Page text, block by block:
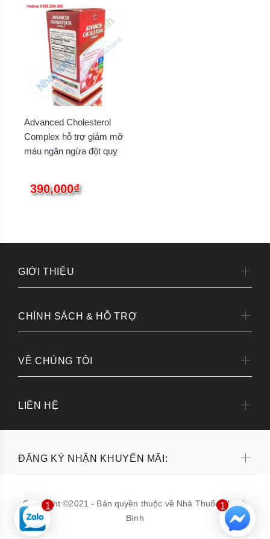
Advanced Cholesterol
Complex hỗ trợ giảm mỡ
máu ngăn ngừa đột quỵ
390,000₫
ĐĂNG KÝ NHẬN KHUYẾN MÃI:
GIỚI THIỆU
CHÍNH SÁCH & HỖ TRỢ
VỀ CHÚNG TÔI
LIÊN HỆ
Copyright ©2021 - Bản quyền thuộc về Nhà Thuốc Thanh
Bình
1
1